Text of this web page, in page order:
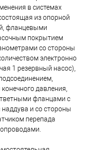
в системах
из опорной
фланцевыми
покрытием
со стороны
электронно
1 резервный насос),
давления,
фланцами с
и со стороны
перепада